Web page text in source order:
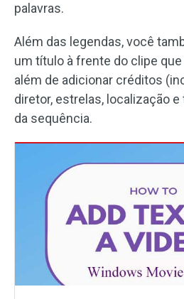
palavras.
Além das legendas, você
um título à frente do clipe
além de adicionar créditos
diretor, estrelas, localização e
da sequência.